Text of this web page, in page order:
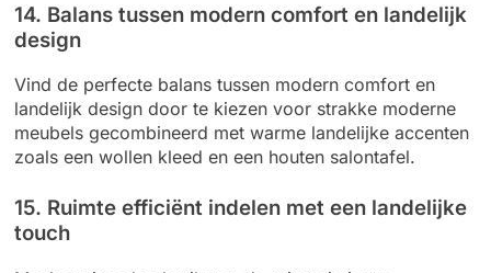
14. Balans tussen modern comfort en landelijk
design
Vind de perfecte balans tussen modern comfort en
landelijk design door te kiezen voor strakke moderne
meubels gecombineerd met warme landelijke accenten
zoals een wollen kleed en een houten salontafel.
15. Ruimte efficiënt indelen met een landelijke
touch